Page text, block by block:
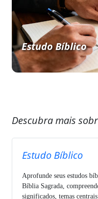
Estudo Bíblico
Descubra mais
Estudo Bíblico
Aprofunde seus estudos
Bíblia Sagrada,
significados, temas